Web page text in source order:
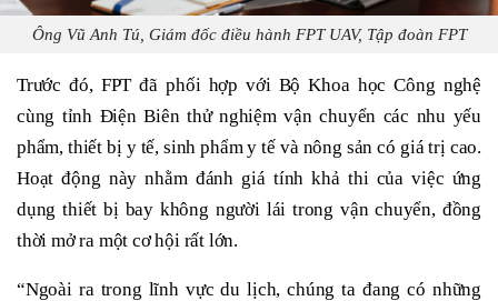
Ông Vũ Anh Tú, Giám đốc điều hành FPT UAV, Tập đoàn FPT
Trước đó, FPT đã phối hợp với Bộ Khoa học Công nghệ
cùng tỉnh Điện Biên thử nghiệm vận chuyển các nhu yếu
phẩm, thiết bị y tế, sinh phẩm y tế và nông sản có giá trị cao.
Hoạt động này nhằm đánh giá tính khả thi của việc ứng
dụng thiết bị bay không người lái trong vận chuyển, đồng
thời mở ra một cơ hội rất lớn.
“Ngoài ra trong lĩnh vực du lịch, chúng ta đang có những